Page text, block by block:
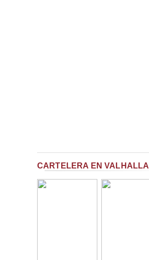
CARTELERA EN VALHALLA